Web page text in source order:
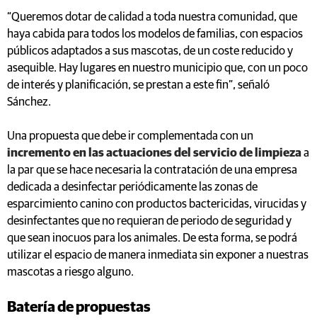
“Queremos dotar de calidad a toda nuestra comunidad, que
haya cabida para todos los modelos de familias, con espacios
públicos adaptados a sus mascotas, de un coste reducido y
asequible. Hay lugares en nuestro municipio que, con un poco
de interés y planificación, se prestan a este fin”, señaló
Sánchez.
Una propuesta que debe ir complementada con un
incremento en las actuaciones del servicio de limpiezaa
la par que se hace necesaria la contratación de una empresa
dedicada a desinfectar periódicamente las zonas de
esparcimiento canino con productos bactericidas, virucidas y
desinfectantes que no requieran de periodo de seguridad y
que sean inocuos para los animales. De esta forma, se podrá
utilizar el espacio de manera inmediata sin exponer a nuestras
mascotas a riesgo alguno.
Batería de propuestas